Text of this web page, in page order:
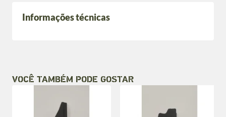
Informações técnicas
VOCÊ TAMBÉM PODE GOSTAR